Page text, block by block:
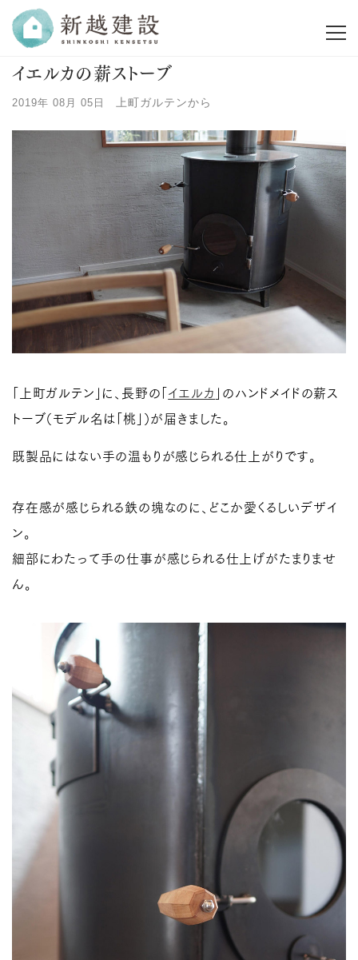
イエルカの薪ストーブ
2019年 08月 05日 上町ガルテンから
「上町ガルテン」に、長野の「 イエルカ
」のハンドメイドの薪ス
トーブ（モデル名は「桃」）が届きました。
既製品にはない手の温もりが感じられる仕上がりです。
存在感が感じられる鉄の塊なのに、どこか愛くるしいデザイ
ン。
細部にわたって手の仕事が感じられる仕上げがたまりませ
ん。